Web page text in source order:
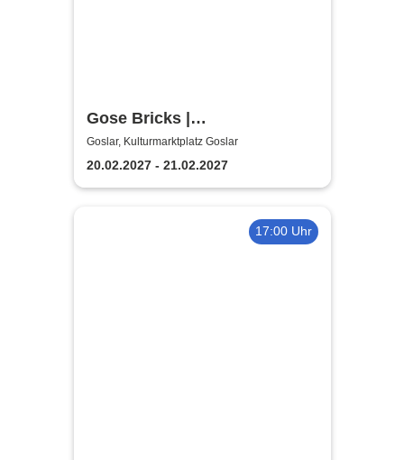
Gose Bricks |
Kulturmarktplatz Goslar
Goslar, Kulturmarktplatz Goslar
20.02.2027 - 21.02.2027
17:00 Uhr